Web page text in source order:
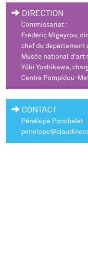
DIRECTION
Commissariat :
Frédéric Migayrou,
chef du département
Musée national d’art
Yûki Yoshikawa,
Centre Pompidou-
CONTACT
Pénélope Ponchelet